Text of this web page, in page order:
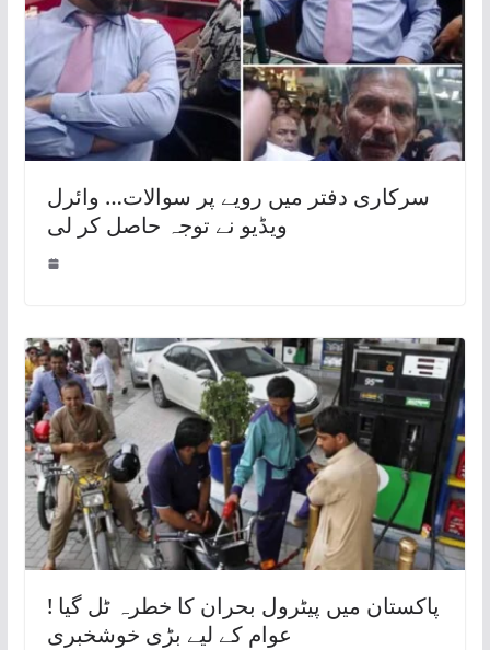
سرکاری دفتر میں رویے پر سوالات… وائرل
ویڈیو نے توجہ حاصل کر لی
پاکستان میں پیٹرول بحران کا خطرہ ٹل گیا !
عوام کے لیے بڑی خوشخبری